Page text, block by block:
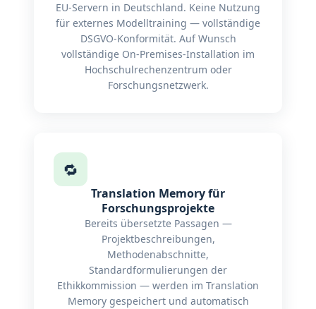
EU-Servern in Deutschland. Keine Nutzung
für externes Modelltraining — vollständige
DSGVO-Konformität. Auf Wunsch
vollständige On-Premises-Installation im
Hochschulrechenzentrum oder
Forschungsnetzwerk.
🔁
Translation Memory für
Forschungsprojekte
Bereits übersetzte Passagen —
Projektbeschreibungen,
Methodenabschnitte,
Standardformulierungen der
Ethikkommission — werden im Translation
Memory gespeichert und automatisch